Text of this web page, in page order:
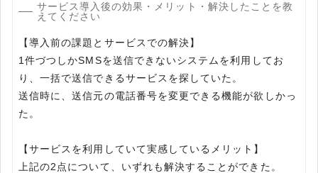
サービス導入後の効果・メリット・解決したことを教
えてください
【導入前の課題とサービスでの解決】
1件づつしかSMSを送信できないシステムを利用してお
り、一括で送信できるサービスを探していた。
送信時に、送信元の電話番号を変更できる機能が欲しかっ
た。
【サービスを利用していて実感しているメリット】
上記の2点について、いずれも解決することができた。